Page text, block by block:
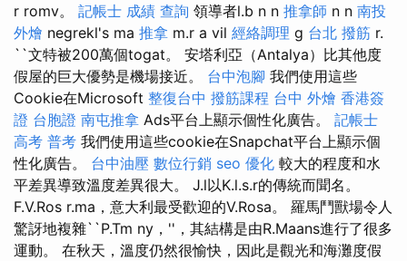
r romv。 記帳士 成績 查詢 領導者l.b n n 推拿師 n n 南投
外燴 negrekl's ma 推拿 m.r a vil 經絡調理 g 台北 撥筋 r.
``文特被200萬個togat。 安塔利亞（Antalya）比其他度
假屋的巨大優勢是機場接近。 台中泡腳 我們使用這些
Cookie在Microsoft 整復台中 撥筋課程 台中 外燴 香港簽
證 台胞證 南屯推拿 Ads平台上顯示個性化廣告。 記帳士
高考 普考 我們使用這些cookie在Snapchat平台上顯示個
性化廣告。 台中油壓 數位行銷 seo 優化 較大的程度和水
平差異導致溫度差異很大。 J.l以K.l.s.r的傳統而聞名。
F.V.Ros r.ma，意大利最受歡迎的V.Rosa。 羅馬鬥獸場令人
驚訝地複雜``P.Tm ny，''，其結構是由R.Maans進行了很多
運動。 在秋天，溫度仍然很愉快，因此是觀光和海灘度假